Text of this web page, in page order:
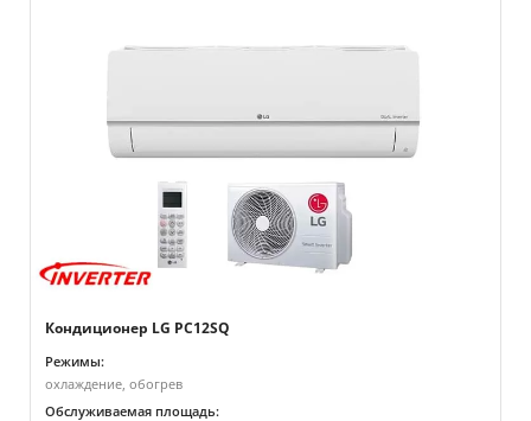
Кондиционер LG PC12SQ
Режимы:
охлаждение, обогрев
Обслуживаемая площадь: